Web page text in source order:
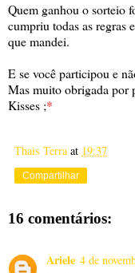
Quem ganhou o sorteio
cumpriu todas as regras
que mandei.
E se você participou e
Mas muito obrigada por
Kisses ;*
Thais Terra at 19:37
Compartilhar
16 comentários:
Ariele 4 de